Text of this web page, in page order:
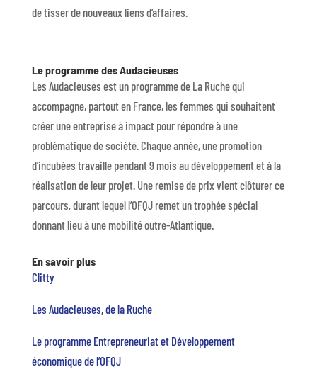
de tisser de nouveaux liens d’affaires.
Le programme des Audacieuses
Les Audacieuses est un programme de La Ruche qui
accompagne, partout en France, les femmes qui souhaitent
créer une entreprise à impact pour répondre à une
problématique de société. Chaque année, une promotion
d’incubées travaille pendant 9 mois au développement et à la
réalisation de leur projet. Une remise de prix vient clôturer ce
parcours, durant lequel l’OFQJ remet un trophée spécial
donnant lieu à une mobilité outre-Atlantique.
En savoir plus
Clitty
Les Audacieuses, de la Ruche
Le programme Entrepreneuriat et Développement
économique de l’OFQJ